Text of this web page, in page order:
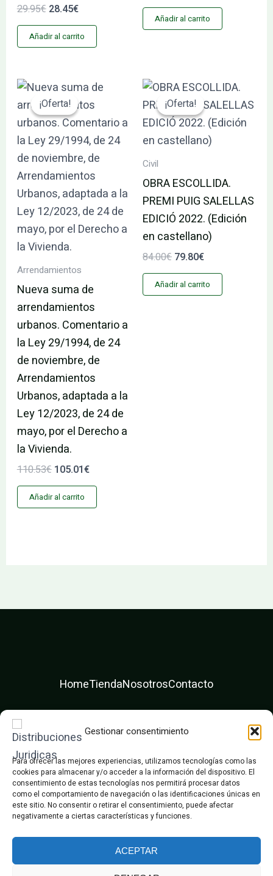
Gestionar consentimiento
Para ofrecer las mejores experiencias, utilizamos tecnologías como las
cookies para almacenar y/o acceder a la información del dispositivo. El
consentimiento de estas tecnologías nos permitirá procesar datos
como el comportamiento de navegación o las identificaciones únicas en
este sitio. No consentir o retirar el consentimiento, puede afectar
negativamente a ciertas características y funciones.
ACEPTAR
29.95€ 28.45€
Añadir al carrito
Añadir al carrito
¡Oferta!
¡Oferta!
Arrendamientos
Nueva suma de
arrendamientos
urbanos. Comentario a
la Ley 29/1994, de 24
de noviembre, de
Arrendamientos
Urbanos, adaptada a la
Ley 12/2023, de 24 de
mayo, por el Derecho a
la Vivienda.
110.53€
El
precio
original
era:
110.53€.
105.01€
El
actual
es:
105.01€.
Añadir al carrito
¡Oferta!
¡Oferta!
Civil
OBRA ESCOLLIDA.
PREMI PUIG SALELLAS
EDICIÓ 2022. (Edición
en castellano)
84.00€
El
precio
original
era:
84.00€.
79.80€
El
precio
actual
es:
79.80€.
Añadir al carrito
HomeTiendaNosotrosContacto
F
c
e
o
o
k
T
i
t
e
r
I
s
t
g
r
a
m
© Distribuciones Juridicas